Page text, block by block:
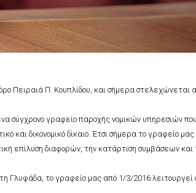
Πειραιά Π. Κουπλίδου, και σήμερα
γραφείο παροχής νομικών υπηρεσιών
και δικονομικό δίκαιο. Έτσι σήμερα το γραφείο
επίλυση διαφορών, την κατάρτιση συμβάσεων και
το γραφείο μας από 1/3/2016